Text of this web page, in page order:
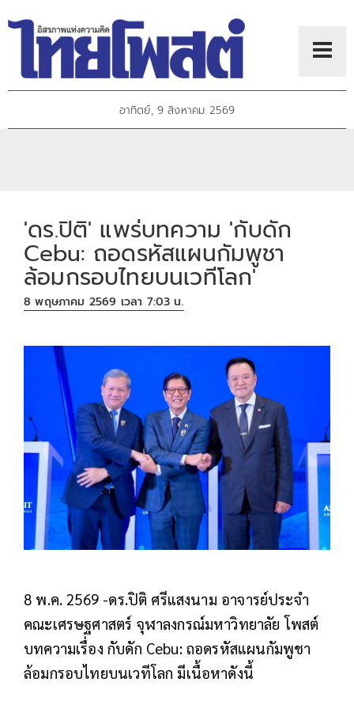
อาทิตย์, 9 สิงหาคม 2569
'ดร.ปิติ' แพร่บทความ 'กับดัก
Cebu: ถอดรหัสแผนกัมพูชา
ล้อมกรอบไทยบนเวทีโลก'
8 พฤษภาคม 2569 เวลา 7:03 น.
8 พ.ค. 2569 -ดร.ปิติ ศรีแสงนาม อาจารย์ประจำ
คณะเศรษฐศาสตร์ จุฬาลงกรณ์มหาวิทยาลัย โพสต์
บทความเรื่อง กับดัก Cebu: ถอดรหัสแผนกัมพูชา
ล้อมกรอบไทยบนเวทีโลก มีเนื้อหาดังนี้